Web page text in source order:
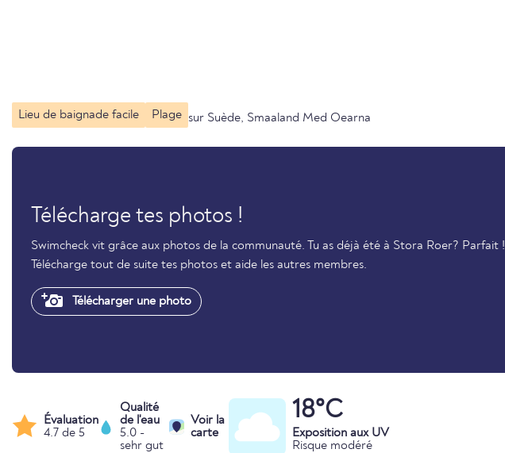
Lieu de baignade facile Plage sur Suède, Smaaland Med Oearna
Télécharge tes photos !
Swimcheck vit grâce aux photos de la communauté. Tu as déjà été à Stora Roer? Parfait !
Télécharge tout de suite tes photos et aide les autres membres.
Télécharger une photo
Évaluation
4.7 de 5
Qualité
de l'eau
5.0 -
sehr gut
Voir la
carte
18°C
Exposition aux UV
Risque modéré